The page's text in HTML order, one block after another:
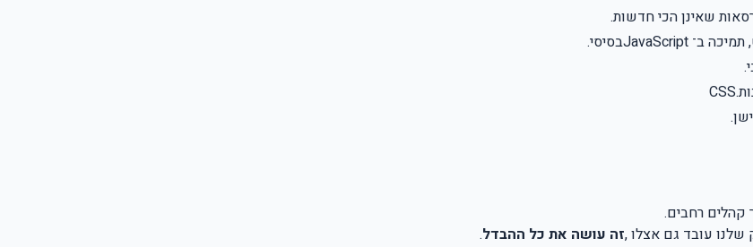
שאינן הכי חדשות.
תמיכה ב־ JavaScriptבסיסי.
.
CSS.
ישן.
קהלים רחבים.
עובד גם אצלו,זה עושה את כל ההבדל.